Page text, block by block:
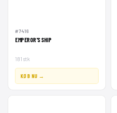
#7416
EMPEROR'S SHIP
181 stk
KØB NU →